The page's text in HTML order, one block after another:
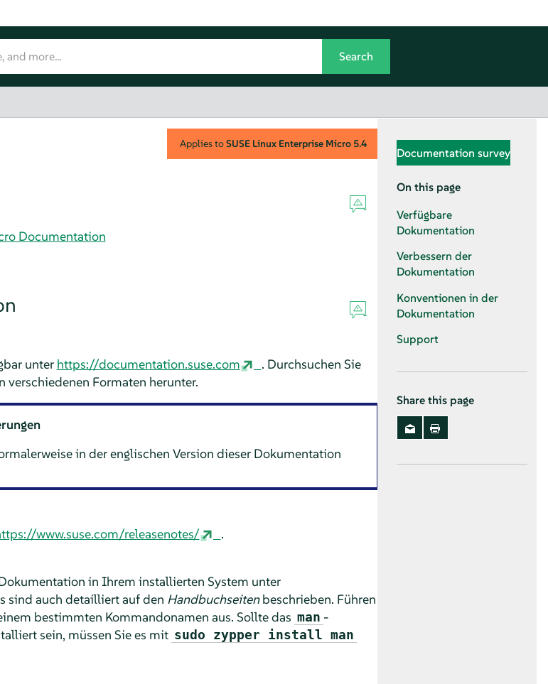
Applies toSUSE Linux Enterprise Micro 5.4
Documentation
unter https://documentation.suse.com
. Durchsuchen Sie
Formaten herunter.
in der englischen Version dieser Dokumentation
www.suse.com/releasenotes/
.
in Ihrem installierten System unter
sind auch detailliert auf den Handbuchseitenbeschrieben. Führen
bestimmten Kommandonamen aus. Sollte das man -
sein, müssen Sie es mit sudo zypper install man
Documentation survey
On this page
Verfügbare
Dokumentation
Verbessern der
Dokumentation
Konventionen in der
Dokumentation
Support
Share this page